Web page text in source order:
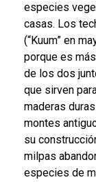
especies
casas. Los
(“Kuum” en
porque es
de los dos
que sirven
maderas
montes
su
milpas
especies de